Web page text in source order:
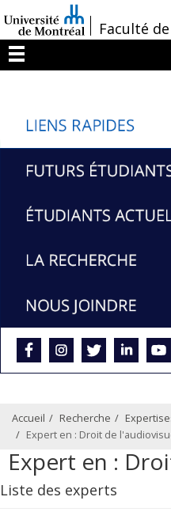
au
contenu
/Faculté
Menu
Accueil Recherche
Expert en : Droit de
Expert en :
Liste des experts